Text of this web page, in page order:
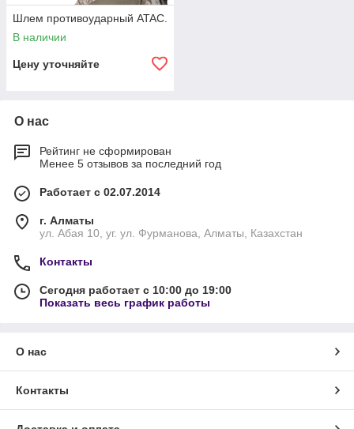
Шлем противоударный ATAC.
В наличии
Цену уточняйте
О нас
Рейтинг не сформирован
Менее 5 отзывов за последний год
Работает с 02.07.2014
г. Алматы
ул. Абая 10, уг. ул. Фурманова, Алматы, Казахстан
Контакты
Сегодня работает с 10:00 до 19:00
Показать весь график работы
О нас
Контакты